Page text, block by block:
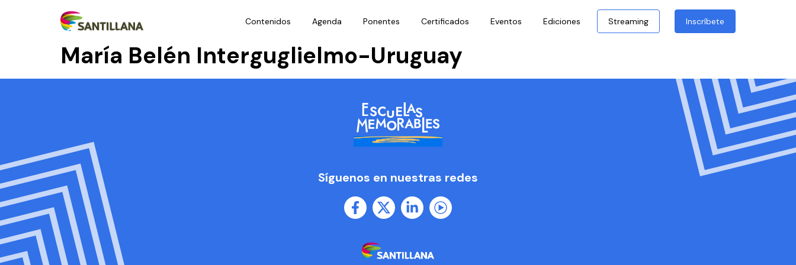
Contenidos Agenda Ponentes Certificados Eventos Ediciones Streaming Inscríbete
María Belén Interguglielmo-Uruguay
Síguenos en nuestras redes